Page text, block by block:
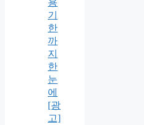
용
기
한
까
지
한
눈
에
[광
고]